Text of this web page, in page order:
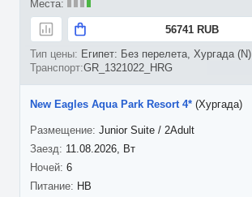
56741 RUB
Египет: Без перелета, Хургада (N)
GR_1321022_HRG
11.08.2026, Вт
6
New Eagles Aqua Park Resort 4* (Хургада)
Junior Suite / 2Adult
HB